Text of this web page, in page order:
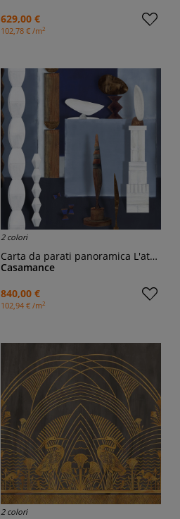
629,00 €
102,78 € /m2
2 colori
Carta da parati panoramica L'atelier de Brancusi
Casamance
840,00 €
102,94 € /m2
2 colori